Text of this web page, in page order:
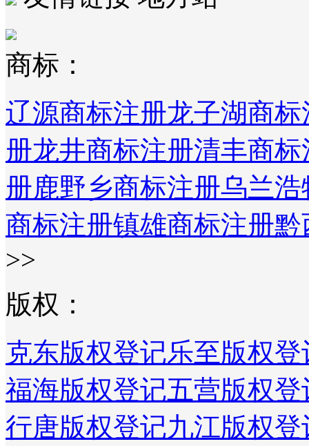
商标：
辽源商标注册龙子湖商标
册龙井商标注册清丰商标
册鹿野乡商标注册乌兰浩
商标注册镇雄商标注册黔
>>
版权：
克东版权登记乐至版权登
福海版权登记五营版权登
行唐版权登记九江版权登